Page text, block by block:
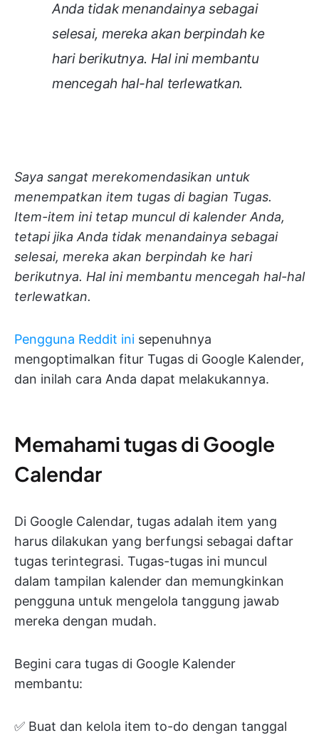
Anda tidak menandainya sebagai
selesai, mereka akan berpindah ke
hari berikutnya. Hal ini membantu
mencegah hal-hal terlewatkan.
Saya sangat merekomendasikan untuk
menempatkan item tugas di bagian Tugas.
Item-item ini tetap muncul di kalender Anda,
tetapi jika Anda tidak menandainya sebagai
selesai, mereka akan berpindah ke hari
berikutnya. Hal ini membantu mencegah hal-hal
terlewatkan.
Pengguna Reddit ini sepenuhnya
mengoptimalkan fitur Tugas di Google Kalender,
dan inilah cara Anda dapat melakukannya.
Memahami tugas di Google
Calendar
Di Google Calendar, tugas adalah item yang
harus dilakukan yang berfungsi sebagai daftar
tugas terintegrasi. Tugas-tugas ini muncul
dalam tampilan kalender dan memungkinkan
pengguna untuk mengelola tanggung jawab
mereka dengan mudah.
Begini cara tugas di Google Kalender
membantu:
✅ Buat dan kelola item to-do dengan tanggal